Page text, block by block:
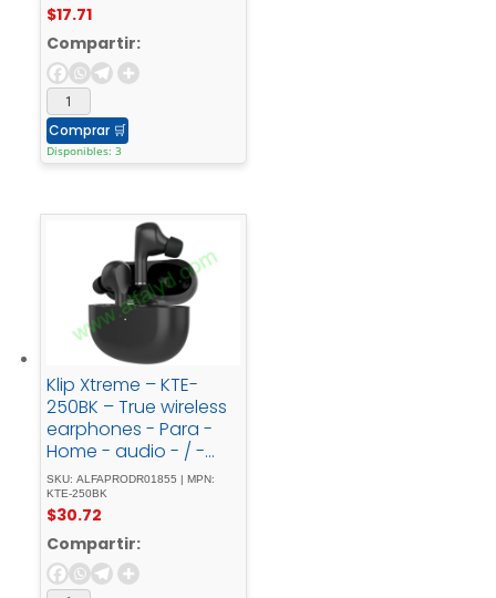
$17.71
Compartir:
Comprar 🛒
Disponibles: 3
Klip Xtreme – KTE-
250BK – True wireless
earphones - Para -
Home - audio - / -
Para - Portable -
electronics - / - Para -
Tablet - / - Para -
Cellular -
phoneWirelessWls -
Charging21h
SKU: ALFAPRODR01855 | MPN:
KTE-250BK
$30.72
Compartir: